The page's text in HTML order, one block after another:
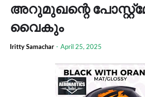
അറുമുഖന്റെ
വൈകും
Iritty Samachar - April 25, 2025